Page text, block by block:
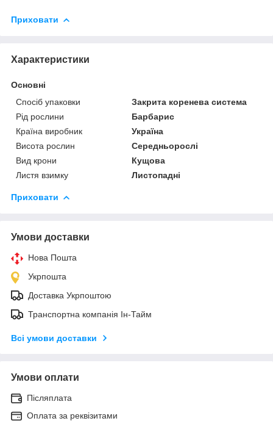
Приховати
Характеристики
Основні
Спосіб упаковки
Закрита коренева система
Рід рослини
Барбарис
Країна виробник
Україна
Висота рослин
Середньорослі
Вид крони
Кущова
Листя взимку
Листопадні
Приховати
Умови доставки
Нова Пошта
Укрпошта
Доставка Укрпоштою
Транспортна компанія Ін-Тайм
Всі умови доставки
Умови оплати
Післяплата
Оплата за реквізитами